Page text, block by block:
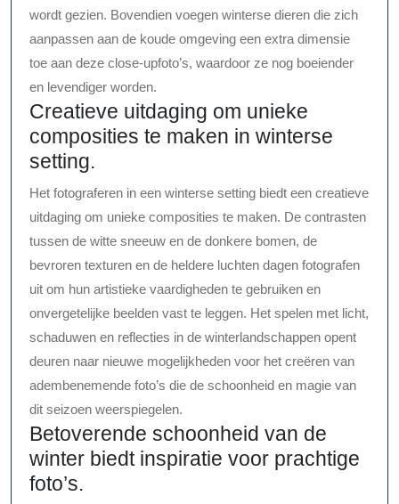
wordt gezien. Bovendien voegen winterse dieren die zich
aanpassen aan de koude omgeving een extra dimensie
toe aan deze close-upfoto’s, waardoor ze nog boeiender
en levendiger worden.
Creatieve uitdaging om unieke
composities te maken in winterse
setting.
Het fotograferen in een winterse setting biedt een creatieve
uitdaging om unieke composities te maken. De contrasten
tussen de witte sneeuw en de donkere bomen, de
bevroren texturen en de heldere luchten dagen fotografen
uit om hun artistieke vaardigheden te gebruiken en
onvergetelijke beelden vast te leggen. Het spelen met licht,
schaduwen en reflecties in de winterlandschappen opent
deuren naar nieuwe mogelijkheden voor het creëren van
adembenemende foto’s die de schoonheid en magie van
dit seizoen weerspiegelen.
Betoverende schoonheid van de
winter biedt inspiratie voor prachtige
foto’s.